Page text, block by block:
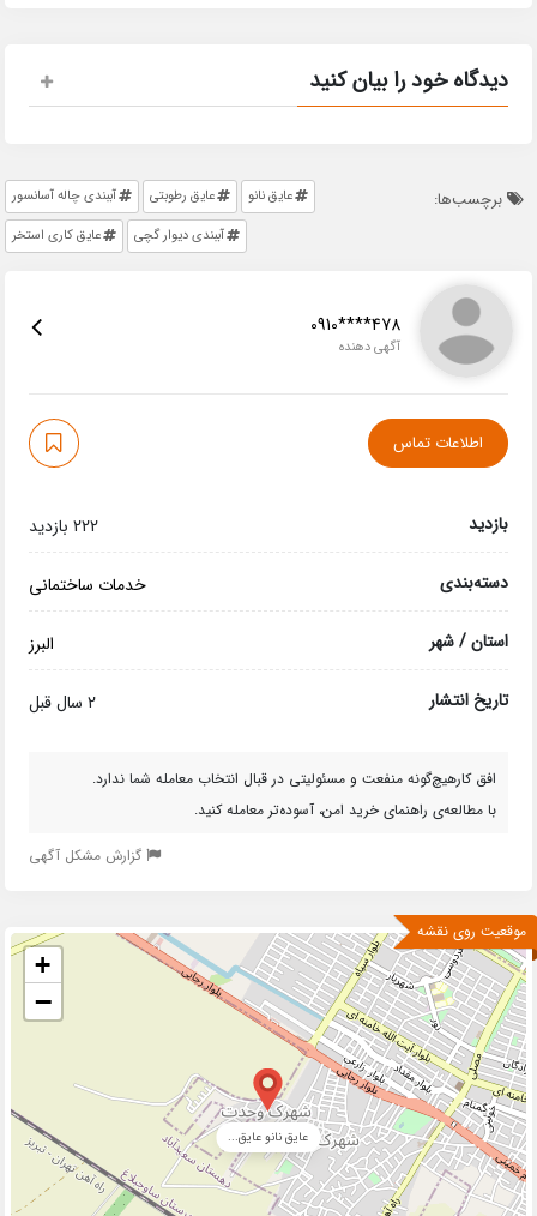
دیدگاه خود را بیان کنید
برچسب‌ها: عایق نانو عایق رطوبتی
آببندی چاله آسانسور
آببندی دیوار گچی
عایق کاری استخر
0910****478
آگهی دهنده
اطلاعات تماس
بازدید 222 بازدید
دسته‌بندی خدمات ساختمانی
استان / شهر البرز
تاریخ انتشار 2 سال قبل
افق کارهیچ‌گونه منفعت و مسئولیتی در قبال انتخاب معامله شما ندارد.
با مطالعه‌ی راهنمای خرید امن، آسوده‌تر معامله کنید.
گزارش مشکل آگهی
موقعیت روی نقشه
عایق نانو عایق...
+
−